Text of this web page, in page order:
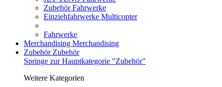
Zubehör Fahrwerke
Einziehfahrwerke Multicopter
Fahrwerke
Merchandising Merchandising
Zubehör Zubehör
Springe zur Hauptkategorie "Zubehör"
Weitere Kategorien